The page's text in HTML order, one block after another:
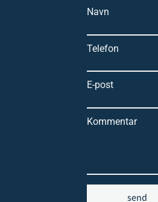
Navn
Telefon
E-post
Kommentar
send